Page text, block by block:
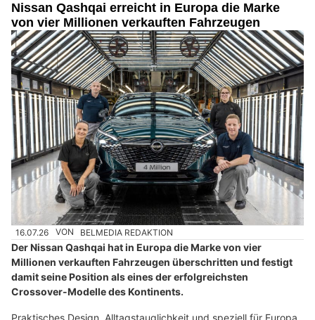
Nissan Qashqai erreicht in Europa die Marke
von vier Millionen verkauften Fahrzeugen
16.07.26 VON BELMEDIA REDAKTION
Der Nissan Qashqai hat in Europa die Marke von vier
Millionen verkauften Fahrzeugen überschritten und festigt
damit seine Position als eines der erfolgreichsten
Crossover-Modelle des Kontinents.
Praktisches Design, Alltagstauglichkeit und speziell für Europa